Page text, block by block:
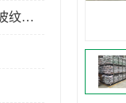
深圳联塑HDPE波纹管批发